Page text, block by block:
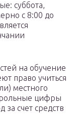
суббота,
с 8:00 до
на обучение
право учиться
местного
цифры
счет средств